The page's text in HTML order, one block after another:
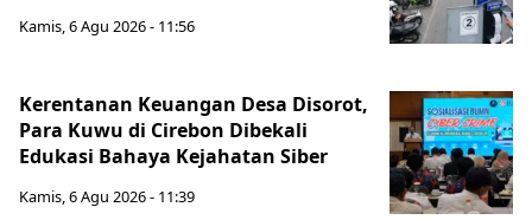
Kamis, 6 Agu 2026 - 11:56
Kerentanan Keuangan Desa Disorot,
Para Kuwu di Cirebon Dibekali
Edukasi Bahaya Kejahatan Siber
Kamis, 6 Agu 2026 - 11:39